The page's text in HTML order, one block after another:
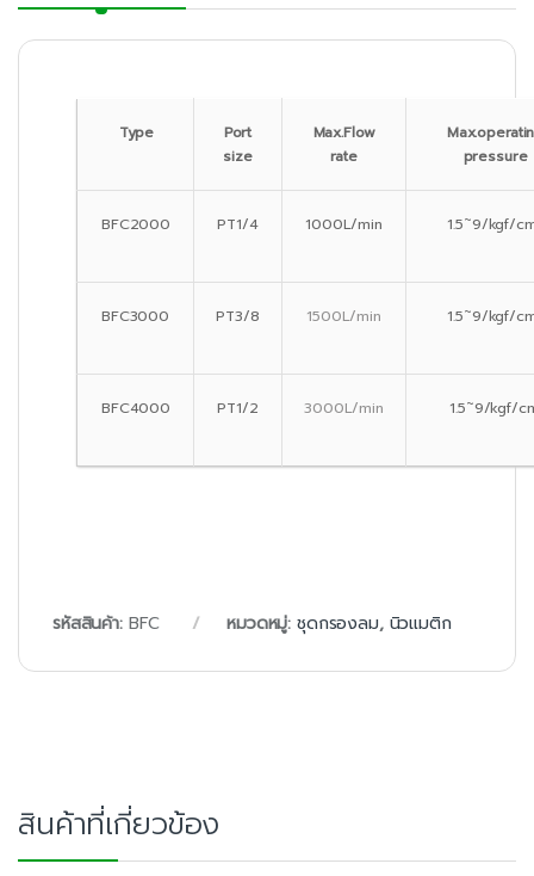
Type
Port
size
Max.Flow
rate
pressure
BFC2000 PT1/4 1000L/min 1.5˜9/kgf/
BFC3000 PT3/8 1500L/min 1.5˜9/kgf/
BFC4000 PT1/2 3000L/min 1.5˜9/kgf/
รหัสสินค้า: BFC หมวดหมู่: ชุดกรองลม, นิวแมติก
สินค้าที่เกี่ยวข้อง